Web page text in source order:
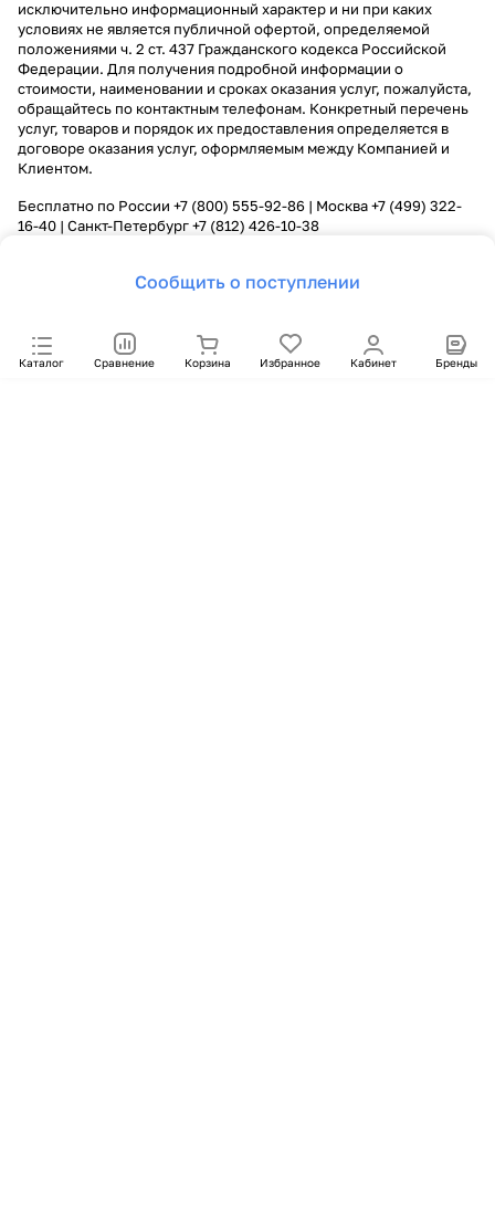
Сообщить о поступлении
Каталог Сравнение Корзина Избранное Кабинет Бренды
исключительно информационный характер и ни при каких
условиях не является публичной офертой, определяемой
положениями ч. 2 ст. 437 Гражданского кодекса Российской
Федерации. Для получения подробной информации о
стоимости, наименовании и сроках оказания услуг, пожалуйста,
обращайтесь по контактным телефонам. Конкретный перечень
услуг, товаров и порядок их предоставления определяется в
договоре оказания услуг, оформляемым между Компанией и
Клиентом.
Бесплатно по России +7 (800) 555-92-86 | Москва+7 (499) 322-
16-40 | Санкт-Петербург+7 (812) 426-10-38